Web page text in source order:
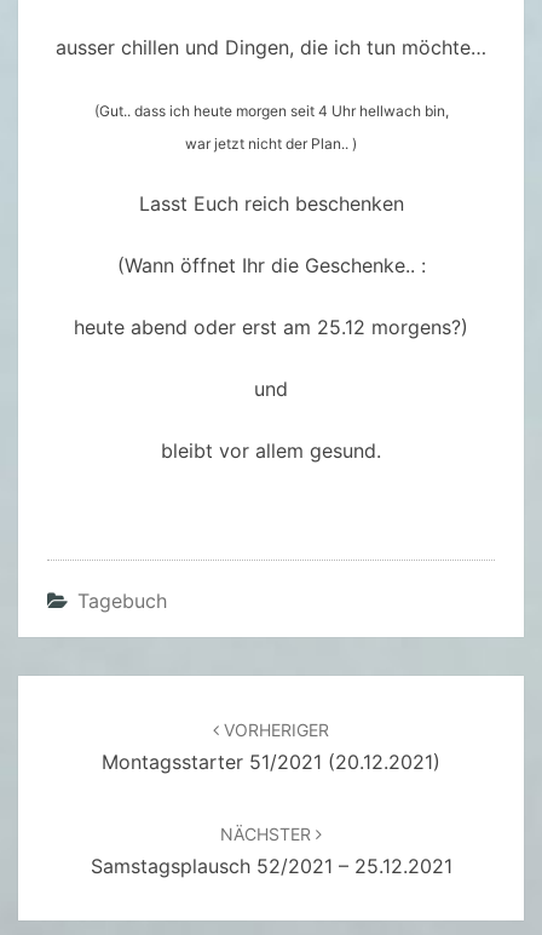
0
1
ausser chillen und Dingen, die ich tun möchte…
(Gut.. dass ich heute morgen seit 4 Uhr hellwach bin,
war jetzt nicht der Plan.. )
Lasst Euch reich beschenken
(Wann öffnet Ihr die Geschenke.. :
heute abend oder erst am 25.12 morgens?)
und
bleibt vor allem gesund.
Tagebuch
VORHERIGER
Montagsstarter 51/2021 (20.12.2021)
NÄCHSTER
Samstagsplausch 52/2021 – 25.12.2021